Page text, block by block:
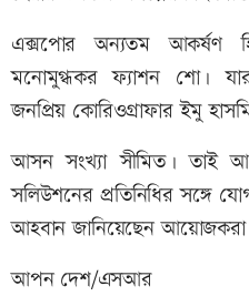
এক্সপোর অন্যতম আকর্ষণ
মনোমুগ্ধকর ফ্যাশন শো।
জনপ্রিয় কোরিওগ্রাফার ইমু
আসন সংখ্যা সীমিত। তাই
সলিউশনের প্রতিনিধির সঙ্গে
আহবান জানিয়েছেন
আপন দেশ/এসআর